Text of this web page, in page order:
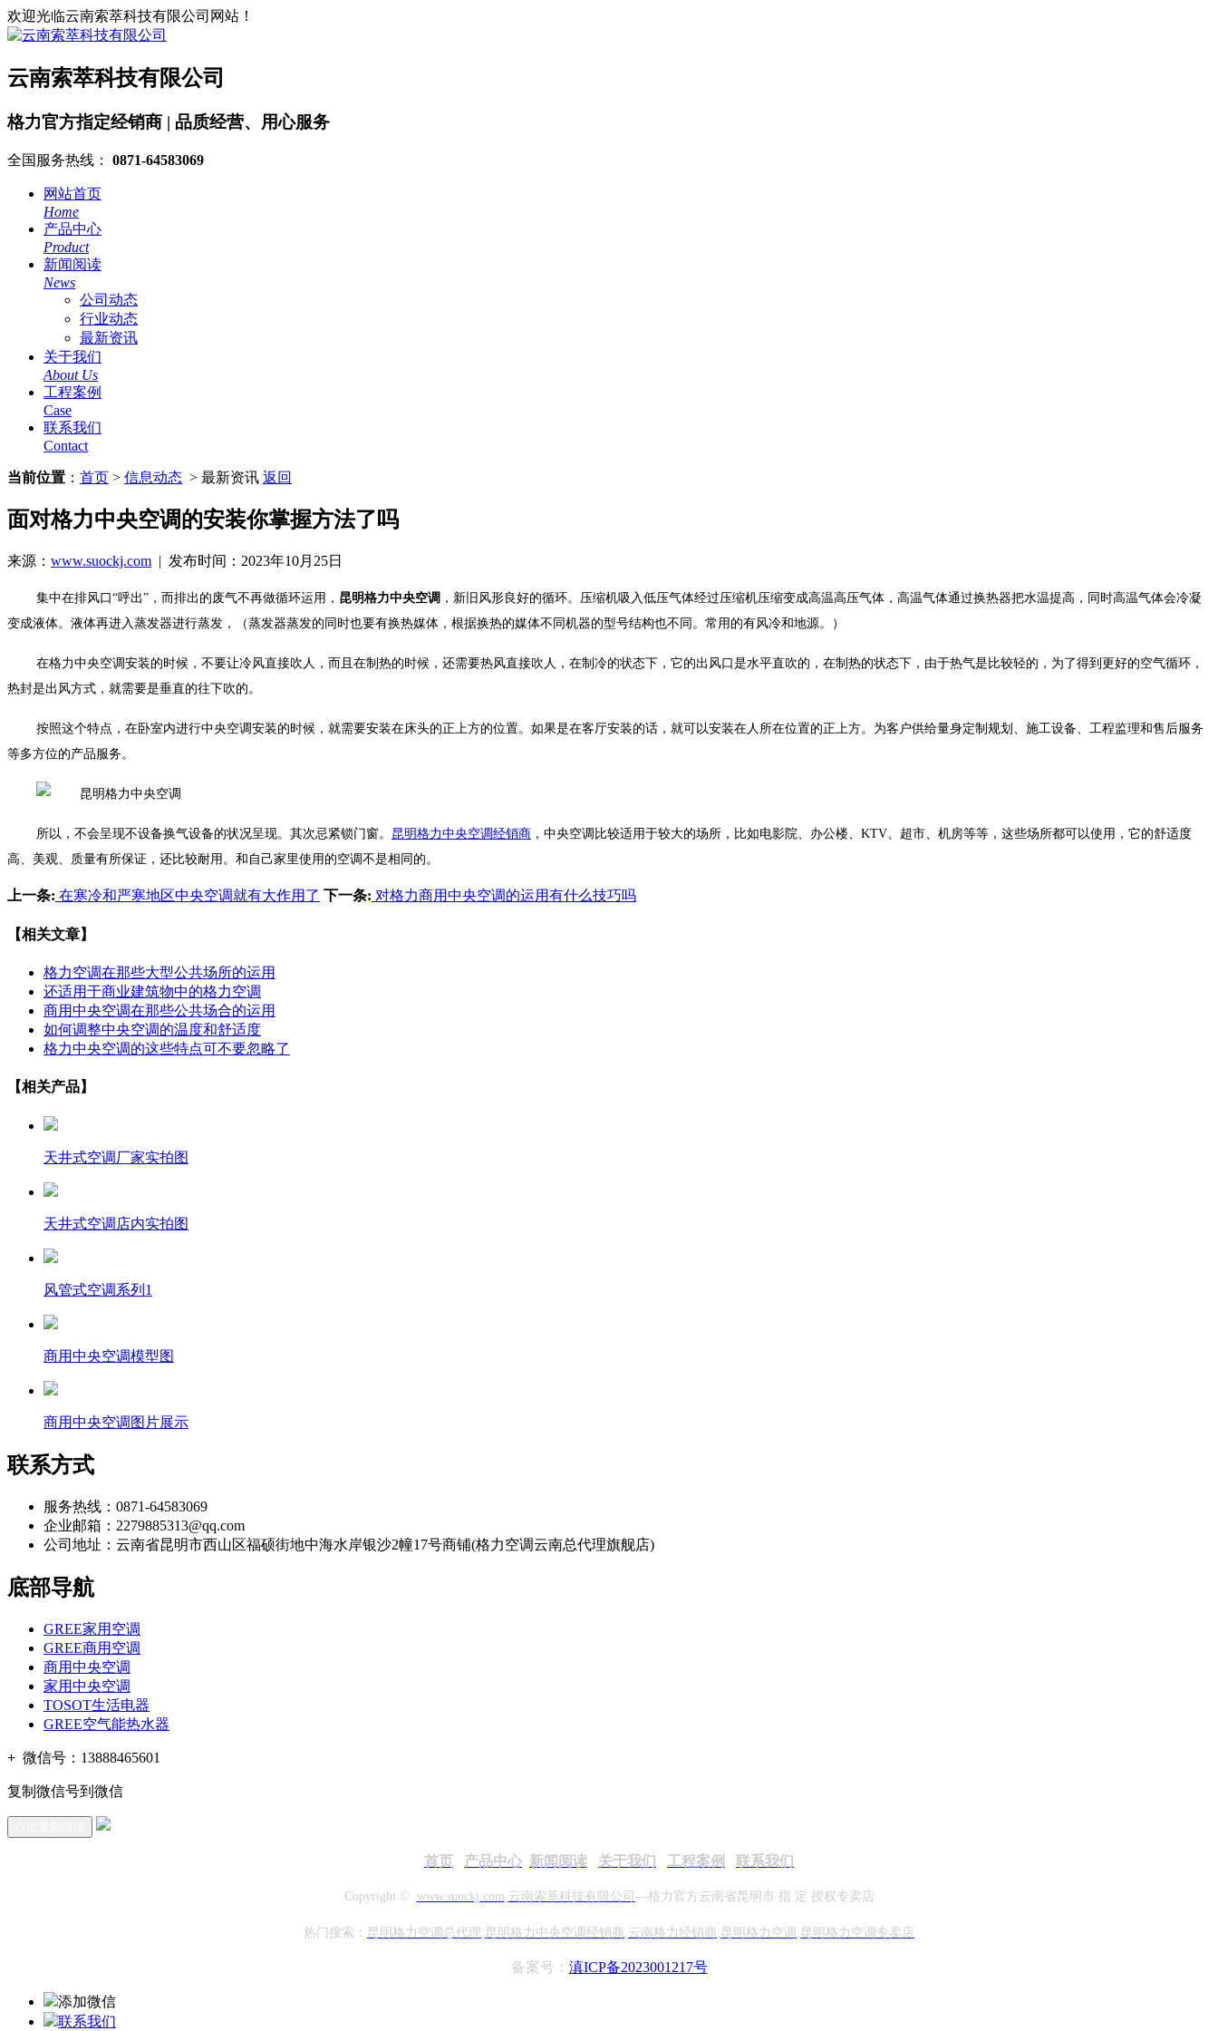
欢迎光临云南索萃科技有限公司网站！
云南索萃科技有限公司
格力官方指定经销商 | 品质经营、用心服务
全国服务热线： 0871-64583069
网站首页
Home
产品中心
Product
新闻阅读
News
公司动态
行业动态
最新资讯
关于我们
About Us
工程案例
Case
联系我们
Contact
当前位置 ： 首页 > 信息动态 > 最新资讯 返回
面对格力中央空调的安装你掌握方法了吗
来源： www.suockj.com | 发布时间：2023年10月25日
集中在排风口“呼出”，而排出的废气不再做循环运用， 昆明格力中央空调 ，新旧风形良好的循环。压缩机吸入低压气体经过压缩机压缩变成高温高压气体，高温气体通过换热器把水温提高，同时高温气体会冷凝
变成液体。液体再进入蒸发器进行蒸发，（蒸发器蒸发的同时也要有换热媒体，根据换热的媒体不同机器的型号结构也不同。常用的有风冷和地源。）
在格力中央空调安装的时候，不要让冷风直接吹人，而且在制热的时候，还需要热风直接吹人，在制冷的状态下，它的出风口是水平直吹的，在制热的状态下，由于热气是比较轻的，为了得到更好的空气循环，
热封是出风方式，就需要是垂直的往下吹的。
按照这个特点，在卧室内进行中央空调安装的时候，就需要安装在床头的正上方的位置。如果是在客厅安装的话，就可以安装在人所在位置的正上方。为客户供给量身定制规划、施工设备、工程监理和售后服务
等多方位的产品服务。
所以，不会呈现不设备换气设备的状况呈现。其次忌紧锁门窗。 昆明格力中央空调经销商 ，中央空调比较适用于较大的场所，比如电影院、办公楼、KTV、超市、机房等等，这些场所都可以使用，它的舒适度
高、美观、质量有所保证，还比较耐用。和自己家里使用的空调不是相同的。
上一条: 在寒冷和严寒地区中央空调就有大作用了 下一条: 对格力商用中央空调的运用有什么技巧吗
【相关文章】
格力空调在那些大型公共场所的运用
还适用于商业建筑物中的格力空调
商用中央空调在那些公共场合的运用
如何调整中央空调的温度和舒适度
格力中央空调的这些特点可不要忽略了
【相关产品】
天井式空调厂家实拍图
天井式空调店内实拍图
风管式空调系列1
商用中央空调模型图
商用中央空调图片展示
联系方式
服务热线：0871-64583069
企业邮箱：2279885313@qq.com
公司地址：云南省昆明市西山区福硕街地中海水岸银沙2幢17号商铺(格力空调云南总代理旗舰店)
底部导航
GREE家用空调
GREE商用空调
商用中央空调
家用中央空调
TOSOT生活电器
GREE空气能热水器
+ 微信号： 13888465601
复制微信号到微信
首页 产品中心 新闻阅读 关于我们 工程案例 联系我们
Copyright © www.suockj.com 云南索萃科技有限公司 —格力官方云南省昆明市 指 定 授权专卖店
热门搜索： 昆明格力空调总代理, 昆明格力中央空调经销商 , 云南格力经销商 , 昆明格力空调 , 昆明格力空调专卖店
备案号： 滇ICP备2023001217号
添加微信
联系我们